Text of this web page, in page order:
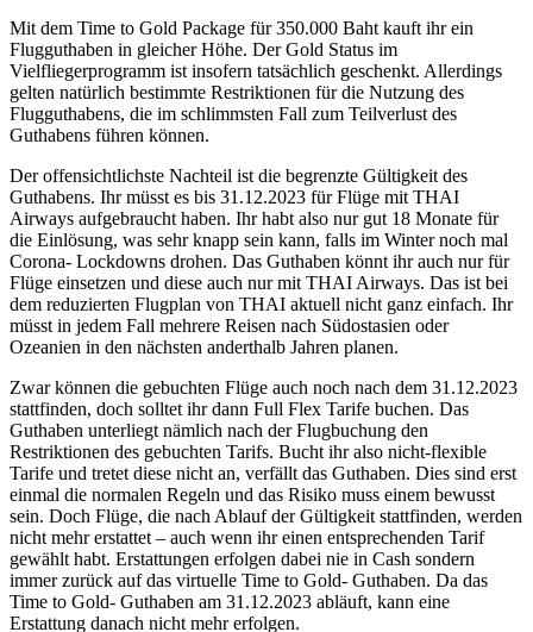
Mit dem Time to Gold Package für 350.000 Baht kauft ihr ein
Flugguthaben in gleicher Höhe. Der Gold Status im
Vielfliegerprogramm ist insofern tatsächlich geschenkt. Allerdings
gelten natürlich bestimmte Restriktionen für die Nutzung des
Flugguthabens, die im schlimmsten Fall zum Teilverlust des
Guthabens führen können.
Der offensichtlichste Nachteil ist die begrenzte Gültigkeit des
Guthabens. Ihr müsst es bis 31.12.2023 für Flüge mit THAI
Airways aufgebraucht haben. Ihr habt also nur gut 18 Monate für
die Einlösung, was sehr knapp sein kann, falls im Winter noch mal
Corona- Lockdowns drohen. Das Guthaben könnt ihr auch nur für
Flüge einsetzen und diese auch nur mit THAI Airways. Das ist bei
dem reduzierten Flugplan von THAI aktuell nicht ganz einfach. Ihr
müsst in jedem Fall mehrere Reisen nach Südostasien oder
Ozeanien in den nächsten anderthalb Jahren planen.
Zwar können die gebuchten Flüge auch noch nach dem 31.12.2023
stattfinden, doch solltet ihr dann Full Flex Tarife buchen. Das
Guthaben unterliegt nämlich nach der Flugbuchung den
Restriktionen des gebuchten Tarifs. Bucht ihr also nicht-flexible
Tarife und tretet diese nicht an, verfällt das Guthaben. Dies sind erst
einmal die normalen Regeln und das Risiko muss einem bewusst
sein. Doch Flüge, die nach Ablauf der Gültigkeit stattfinden, werden
nicht mehr erstattet – auch wenn ihr einen entsprechenden Tarif
gewählt habt. Erstattungen erfolgen dabei nie in Cash sondern
immer zurück auf das virtuelle Time to Gold- Guthaben. Da das
Time to Gold- Guthaben am 31.12.2023 abläuft, kann eine
Erstattung danach nicht mehr erfolgen.